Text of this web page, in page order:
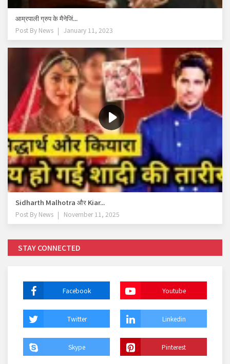
आम्रपाली ग्रुप के मैनेजिं...
Post By News January 11, 2023
Sidharth Malhotra और Kiar...
Post By News November 11, 2025
STAY CONNECTED
Facebook Youtube
Twitter Linkedin
Skype Pinterest